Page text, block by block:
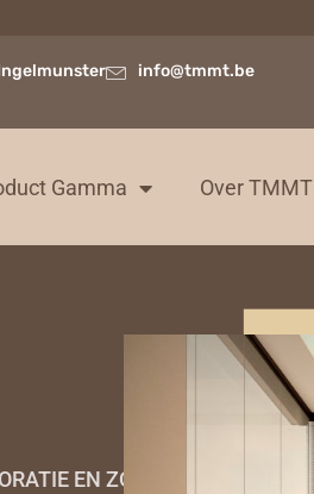
info@tmmt.be
Gamma Over TMMT
EN ZONWERING